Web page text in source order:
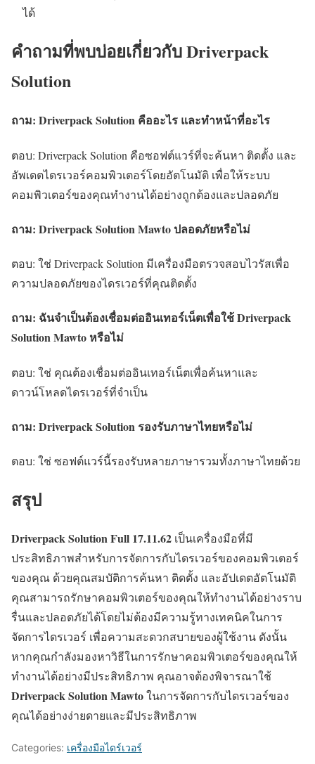
ได้
คำถามที่พบบ่อยเกี่ยวกับ Driverpack
Solution
ถาม: Driverpack Solution คืออะไร และทำหน้าที่อะไร
ตอบ: Driverpack Solution คือซอฟต์แวร์ที่จะค้นหา ติดตั้ง และ
อัพเดตไดรเวอร์คอมพิวเตอร์โดยอัตโนมัติ เพื่อให้ระบบ
คอมพิวเตอร์ของคุณทำงานได้อย่างถูกต้องและปลอดภัย
ถาม: Driverpack Solution Mawto ปลอดภัยหรือไม่
ตอบ: ใช่ Driverpack Solution มีเครื่องมือตรวจสอบไวรัสเพื่อ
ความปลอดภัยของไดรเวอร์ที่คุณติดตั้ง
ถาม: ฉันจำเป็นต้องเชื่อมต่ออินเทอร์เน็ตเพื่อใช้ Driverpack
Solution Mawto หรือไม่
ตอบ: ใช่ คุณต้องเชื่อมต่ออินเทอร์เน็ตเพื่อค้นหาและ
ดาวน์โหลดไดรเวอร์ที่จำเป็น
ถาม: Driverpack Solution รองรับภาษาไทยหรือไม่
ตอบ: ใช่ ซอฟต์แวร์นี้รองรับหลายภาษารวมทั้งภาษาไทยด้วย
สรุป
Driverpack Solution Full 17.11.62 เป็นเครื่องมือที่มี
ประสิทธิภาพสำหรับการจัดการกับไดรเวอร์ของคอมพิวเตอร์
ของคุณ ด้วยคุณสมบัติการค้นหา ติดตั้ง และอัปเดตอัตโนมัติ
คุณสามารถรักษาคอมพิวเตอร์ของคุณให้ทำงานได้อย่างราบ
รื่นและปลอดภัยได้โดยไม่ต้องมีความรู้ทางเทคนิคในการ
จัดการไดรเวอร์ เพื่อความสะดวกสบายของผู้ใช้งาน ดังนั้น
หากคุณกำลังมองหาวิธีในการรักษาคอมพิวเตอร์ของคุณให้
ทำงานได้อย่างมีประสิทธิภาพ คุณอาจต้องพิจารณาใช้
Driverpack Solution Mawtoในการจัดการกับไดรเวอร์ของ
คุณได้อย่างง่ายดายและมีประสิทธิภาพ
Categories: เครื่องมือไดร์เวอร์